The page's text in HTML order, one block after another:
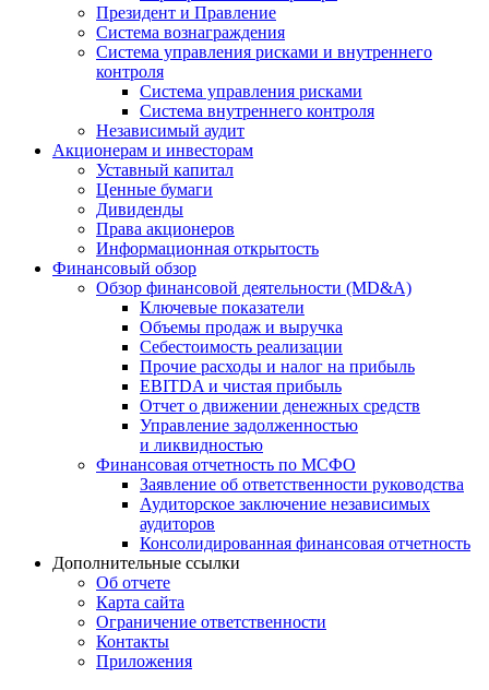
Президент и Правление
Система вознаграждения
Система управления рисками и внутреннего
контроля
Система управления рисками
Система внутреннего контроля
Независимый аудит
Акционерам и инвесторам
Уставный капитал
Ценные бумаги
Дивиденды
Права акционеров
Информационная открытость
Финансовый обзор
Обзор финансовой деятельности (MD&A)
Ключевые показатели
Объемы продаж и выручка
Себестоимость реализации
Прочие расходы и налог на прибыль
EBITDA и чистая прибыль
Отчет о движении денежных средств
Управление задолженностью
и ликвидностью
Финансовая отчетность по МСФО
Заявление об ответственности руководства
Аудиторское заключение независимых
аудиторов
Консолидированная финансовая отчетность
Дополнительные ссылки
Об отчете
Карта сайта
Ограничение ответственности
Контакты
Приложения